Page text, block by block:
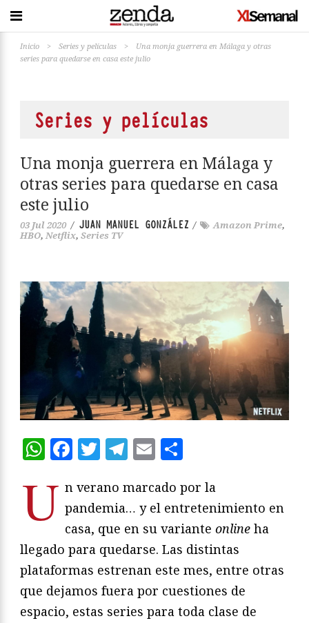
Inicio > Series y películas >
Una monja guerrera en Málaga y otras
series para quedarse en casa este julio
Series y películas
Una monja guerrera en Málaga y
otras series para quedarse en casa
este julio
03 Jul 2020 / JUAN MANUEL GONZÁLEZ / Amazon Prime,
HBO, Netflix, Series TV
WhatsApp
Facebook
Twitter
Telegram
Email
U n verano marcado por la
pandemia… y el entretenimiento en
casa, que en su variante online ha
llegado para quedarse. Las distintas
plataformas estrenan este mes, entre otras
que dejamos fuera por cuestiones de
espacio, estas series para toda clase de